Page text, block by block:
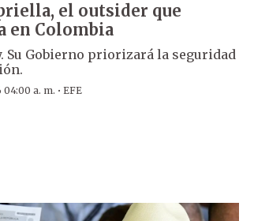
el outsider que
en Colombia
Su Gobierno priorizará la seguridad
04:00 a. m. · EFE